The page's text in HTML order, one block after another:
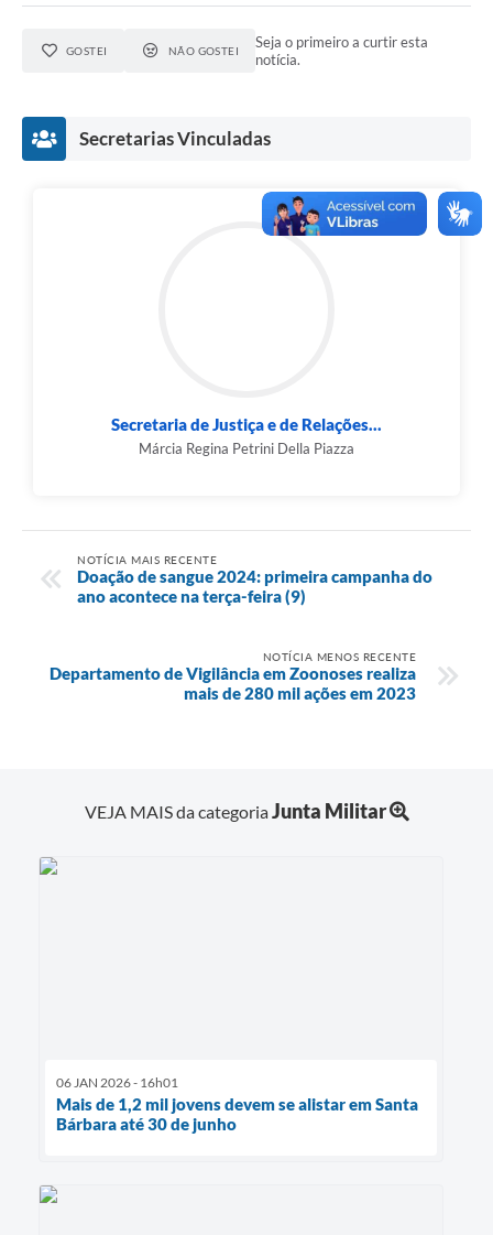
GOSTEI NÃO GOSTEI
Seja o primeiro a curtir esta
notícia.
Secretarias Vinculadas
Secretaria de Justiça e de Relações...
Márcia Regina Petrini Della Piazza
NOTÍCIA MAIS RECENTE
Doação de sangue 2024: primeira campanha do
ano acontece na terça-feira (9)
NOTÍCIA MENOS RECENTE
Departamento de Vigilância em Zoonoses realiza
mais de 280 mil ações em 2023
VEJA MAIS da categoriaJunta Militar
06 JAN 2026 - 16h01
Mais de 1,2 mil jovens devem se alistar em Santa
Bárbara até 30 de junho